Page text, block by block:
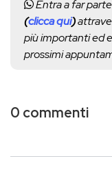
Entra a far
(clicca qui)
più importanti ed
prossimi
0 commenti